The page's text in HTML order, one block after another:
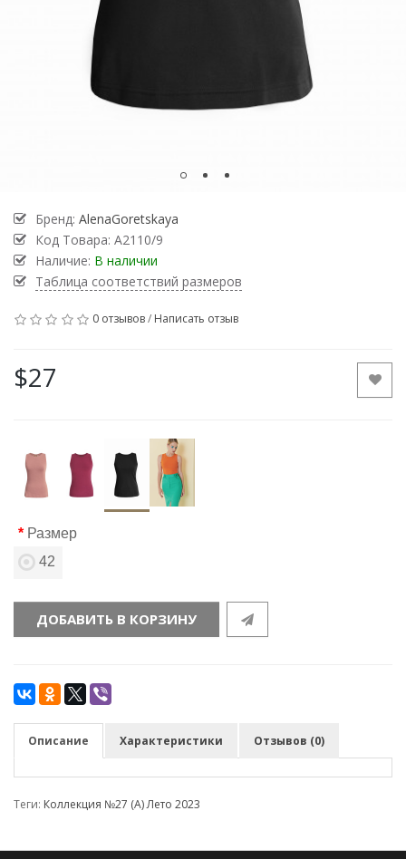
Бренд: AlenaGoretskaya
Код Товара: А2110/9
Наличие: В наличии
Таблица соответствий размеров
0 отзывов/ Написать отзыв
$27
Размер
42
ДОБАВИТЬ В КОРЗИНУ
Описание Характеристики Отзывов (0)
Теги: Коллекция №27 (А) Лето 2023